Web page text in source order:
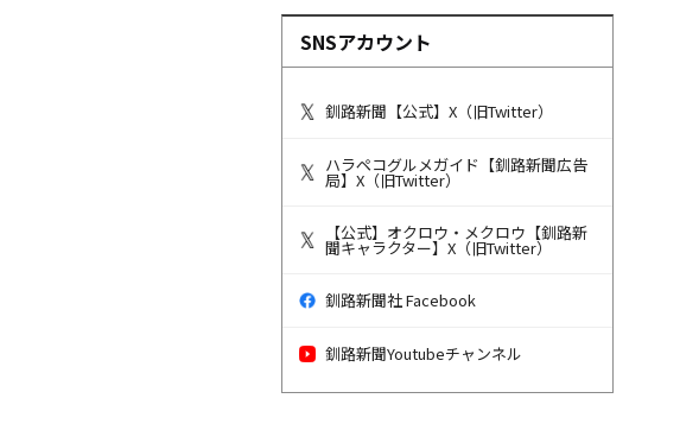
SNSアカウント
釧路新聞【公式】X（旧Twitter）
ハラペコグルメガイド【釧路新聞広告
局】X（旧Twitter）
【公式】オクロウ・メクロウ【釧路新
聞キャラクター】X（旧Twitter）
釧路新聞社 Facebook
釧路新聞Youtubeチャンネル